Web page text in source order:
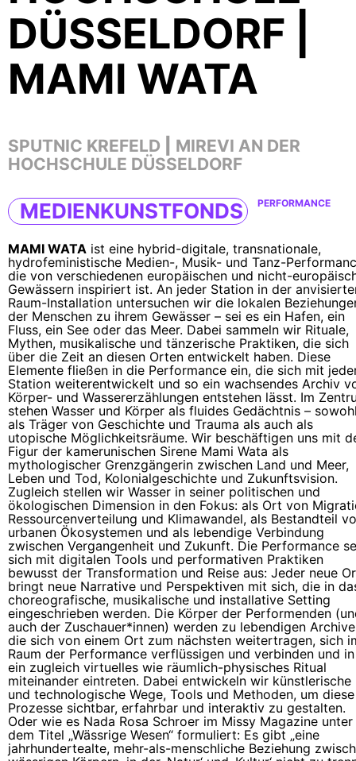
DÜSSELDORF |
MAMI WATA
SPUTNIC KREFELD
MIREVI AN DER
HOCHSCHULE DÜSSELDORF
MEDIENKUNSTFONDS PERFORMANCE
MAMI WATA ist eine hybrid-digitale, transnationale,
hydrofeministische Medien-, Musik- und Tanz-
die von verschiedenen europäischen und nicht-
Gewässern inspiriert ist. An jeder Station in der
Raum-Installation untersuchen wir die lokalen
der Menschen zu ihrem Gewässer – sei es ein Hafen, ein
Fluss, ein See oder das Meer. Dabei sammeln wir Rituale,
Mythen, musikalische und tänzerische Praktiken, die sich
über die Zeit an diesen Orten entwickelt haben. Diese
Elemente fließen in die Performance ein, die sich mit
Station weiterentwickelt und so ein wachsendes Archiv
Körper- und Wassererzählungen entstehen lässt. Im
stehen Wasser und Körper als fluides Gedächtnis –
als Träger von Geschichte und Trauma als auch als
utopische Möglichkeitsräume. Wir beschäftigen uns mit
Figur der kamerunischen Sirene Mami Wata als
mythologischer Grenzgängerin zwischen Land und Meer,
Leben und Tod, Kolonialgeschichte und Zukunftsvision.
Zugleich stellen wir Wasser in seiner politischen und
ökologischen Dimension in den Fokus: als Ort von
Ressourcenverteilung und Klimawandel, als Bestandteil
urbanen Ökosystemen und als lebendige Verbindung
zwischen Vergangenheit und Zukunft. Die Performance
sich mit digitalen Tools und performativen Praktiken
bewusst der Transformation und Reise aus: Jeder neue
bringt neue Narrative und Perspektiven mit sich, die in
choreografische, musikalische und installative Setting
eingeschrieben werden. Die Körper der Performenden
auch der Zuschauer*innen) werden zu lebendigen
die sich von einem Ort zum nächsten weitertragen, sich
Raum der Performance verflüssigen und verbinden und in
ein zugleich virtuelles wie räumlich-physisches Ritual
miteinander eintreten. Dabei entwickeln wir künstlerische
und technologische Wege, Tools und Methoden, um diese
Prozesse sichtbar, erfahrbar und interaktiv zu gestalten.
Oder wie es Nada Rosa Schroer im Missy Magazine unter
dem Titel „Wässrige Wesen“ formuliert: Es gibt „eine
jahrhundertealte, mehr-als-menschliche Beziehung